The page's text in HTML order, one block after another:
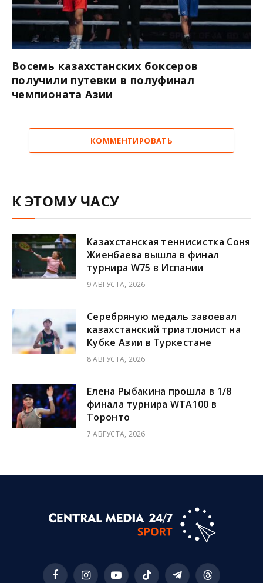
Восемь казахстанских боксеров
получили путевки в полуфинал
чемпионата Азии
КОММЕНТИРОВАТЬ
К ЭТОМУ ЧАСУ
Казахстанская теннисистка Соня
Жиенбаева вышла в финал
турнира W75 в Испании
9 АВГУСТА, 2026
Серебряную медаль завоевал
казахстанский триатлонист на
Кубке Азии в Туркестане
8 АВГУСТА, 2026
Елена Рыбакина прошла в 1/8
финала турнира WTA100 в
Торонто
7 АВГУСТА, 2026
FacebookInstagramYouTubeTikTok TelegramThreads